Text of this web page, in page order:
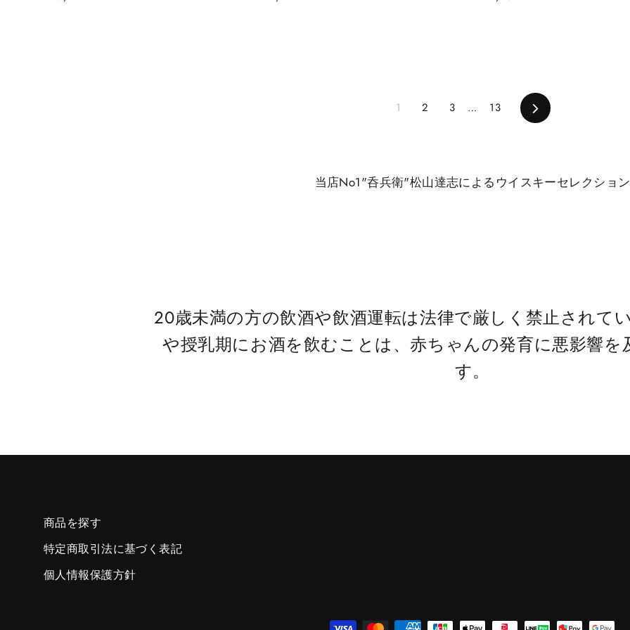
1 2 3 … 13
次
へ
当店No1"呑兵衛"松山達志によるウイスキーセレクション
20歳未満の方の飲酒や飲酒運転は法律で厳しく禁止されて
や授乳期にお酒を飲むことは、赤ちゃんの発育に悪影響
す。
商品を探す
特定商取引法に基づく表記
個人情報保護方針